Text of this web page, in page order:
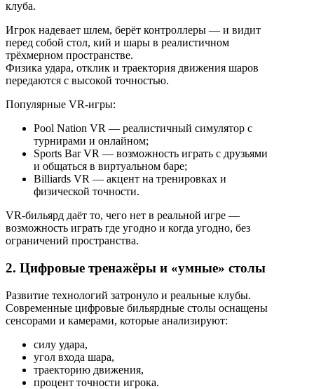
клуба.
Игрок надевает шлем, берёт контроллеры — и видит
перед собой стол, кий и шары в реалистичном
трёхмерном пространстве.
Физика удара, отклик и траектория движения шаров
передаются с высокой точностью.
Популярные VR-игры:
Pool Nation VR — реалистичный симулятор с
турнирами и онлайном;
Sports Bar VR — возможность играть с друзьями
и общаться в виртуальном баре;
Billiards VR — акцент на тренировках и
физической точности.
VR-бильярд даёт то, чего нет в реальной игре —
возможность играть где угодно и когда угодно, без
ограничений пространства.
2. Цифровые тренажёры и «умные» столы
Развитие технологий затронуло и реальные клубы.
Современные цифровые бильярдные столы оснащены
сенсорами и камерами, которые анализируют:
силу удара,
угол входа шара,
траекторию движения,
процент точности игрока.